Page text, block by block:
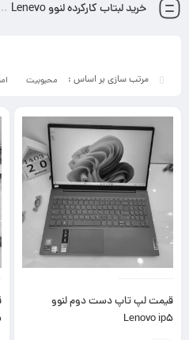
خرید لبتاب کارکرده لنوو Lenevo
محبوبیت
قیمت لپ تاپ دست دوم لنوو
Lenovo ip5